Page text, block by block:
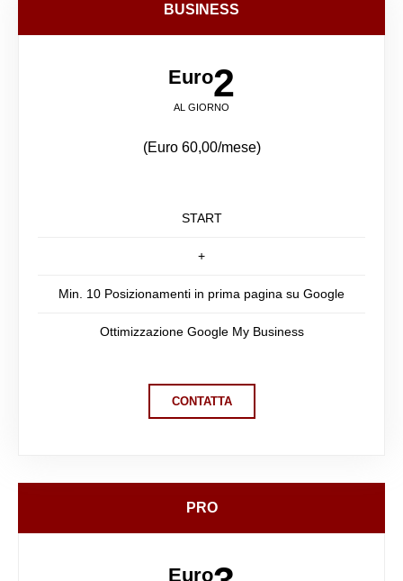
BUSINESS
Euro2
AL GIORNO
(Euro 60,00/mese)
START
+
Min. 10 Posizionamenti in prima pagina su Google
Ottimizzazione Google My Business
CONTATTA
PRO
Euro